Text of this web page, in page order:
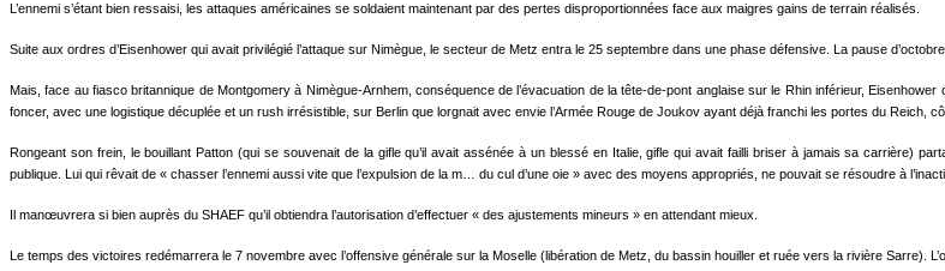
L’ennemi s’étant bien ressaisi, les attaques américaines se soldaient maintenant par des pertes disproportionnées face aux maigres gains de terrain réalisés.
Suite aux ordres d’Eisenhower qui avait privilégié l’attaque sur Nimègue, le secteur de Metz entra le 25 septembre dans une phase défensive. La pause
Mais, face au fiasco britannique de Montgomery à Nimègue-Arnhem, conséquence de l’évacuation de la tête-de-pont anglaise sur le Rhin inférieur,
foncer, avec une logistique décuplée et un rush irrésistible, sur Berlin que lorgnait avec envie l’Armée Rouge de Joukov ayant déjà franchi les portes du Reich,
Rongeant son frein, le bouillant Patton (qui se souvenait de la gifle qu’il avait assénée à un blessé en Italie, gifle qui avait failli briser à jamais sa carrière)
publique. Lui qui rêvait de « chasser l’ennemi aussi vite que l’expulsion de la m… du cul d’une oie » avec des moyens appropriés, ne pouvait se résoudre à
Il manœuvrera si bien auprès du SHAEF qu’il obtiendra l’autorisation d’effectuer « des ajustements mineurs » en attendant mieux.
Le temps des victoires redémarrera le 7 novembre avec l’offensive générale sur la Moselle (libération de Metz, du bassin houiller et ruée vers la rivière Sarre).